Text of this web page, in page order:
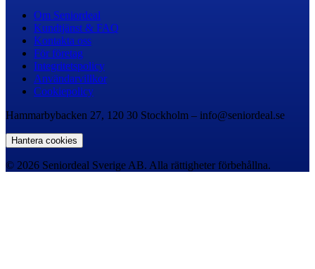
Om Seniordeal
Kundtjänst & FAQ
Kontakta oss
För företag
Integritetspolicy
Användarvillkor
Cookiepolicy
Hammarbybacken 27, 120 30 Stockholm – info@seniordeal.se
Hantera cookies
© 2026 Seniordeal Sverige AB. Alla rättigheter förbehållna.